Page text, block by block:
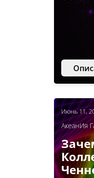
Июнь 11,
АкеанИя